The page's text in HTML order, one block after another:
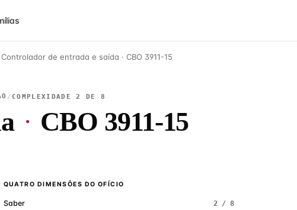
Controlador de entrada e saída · CBO 3911-15
/ COMPLEXIDADE 2 DE 8
· CBO 3911-15
QUATRO DIMENSÕES DO OFÍCIO
Saber 2 / 8